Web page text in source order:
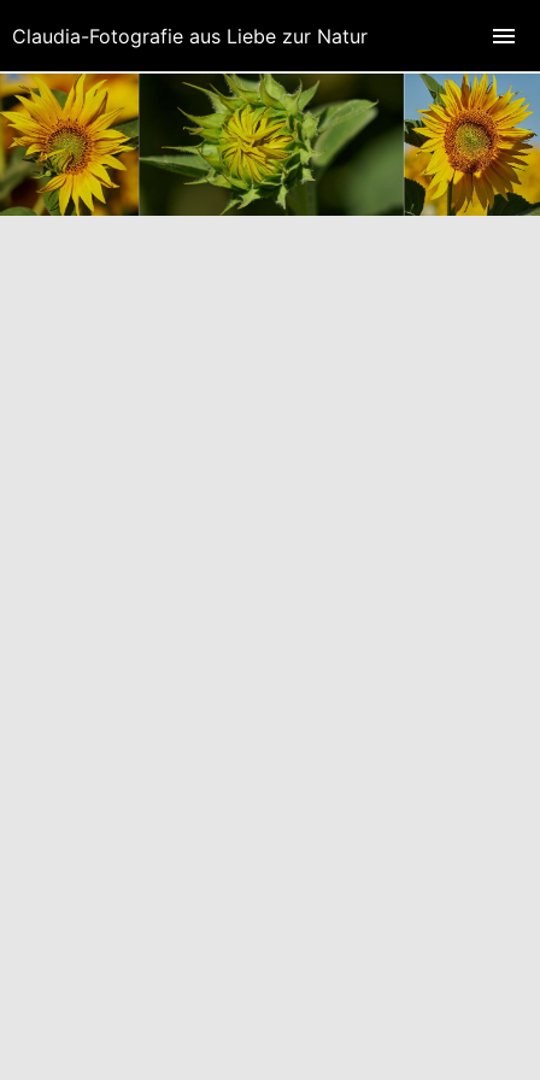
Claudia-Fotografie aus Liebe zur Natur